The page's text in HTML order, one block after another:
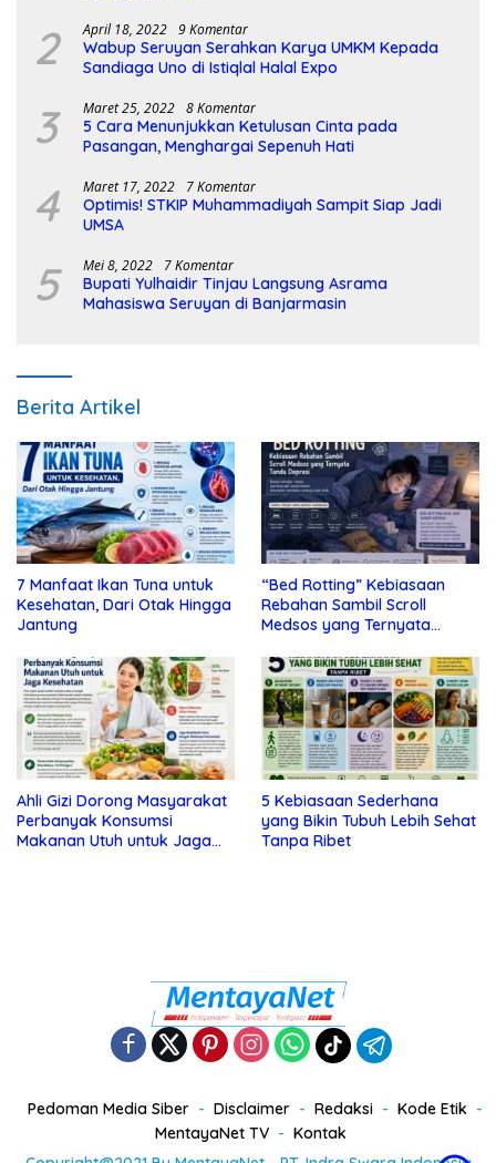
2 April 18, 2022 9 Komentar
Wabup Seruyan Serahkan Karya UMKM Kepada
Sandiaga Uno di Istiqlal Halal Expo
3 Maret 25, 2022 8 Komentar
5 Cara Menunjukkan Ketulusan Cinta pada
Pasangan, Menghargai Sepenuh Hati
4 Maret 17, 2022 7 Komentar
Optimis! STKIP Muhammadiyah Sampit Siap Jadi
UMSA
5 Mei 8, 2022 7 Komentar
Bupati Yulhaidir Tinjau Langsung Asrama
Mahasiswa Seruyan di Banjarmasin
Berita Artikel
7 Manfaat Ikan Tuna untuk
Kesehatan, Dari Otak Hingga
Jantung
“Bed Rotting” Kebiasaan
Rebahan Sambil Scroll
Medsos yang Ternyata
Ahli Gizi Dorong Masyarakat
Perbanyak Konsumsi
Makanan Utuh untuk Jaga
5 Kebiasaan Sederhana
yang Bikin Tubuh Lebih Sehat
Tanpa Ribet
Pedoman Media Siber Disclaimer Redaksi
Kode Etik
MentayaNet TV
Kontak